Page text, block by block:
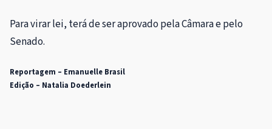
Para virar lei, terá de ser aprovado pela Câmara e pelo
Senado.
Reportagem – Emanuelle Brasil
Edição – Natalia Doederlein